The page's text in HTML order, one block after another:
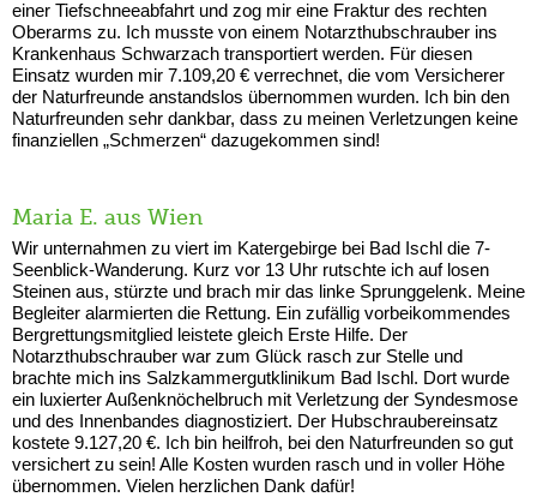
einer Tiefschneeabfahrt und zog mir eine Fraktur des rechten
Oberarms zu. Ich musste von einem Notarzthubschrauber ins
Krankenhaus Schwarzach transportiert werden. Für diesen
Einsatz wurden mir 7.109,20 € verrechnet, die vom Versicherer
der Naturfreunde anstandslos übernommen wurden. Ich bin den
Naturfreunden sehr dankbar, dass zu meinen Verletzungen keine
finanziellen „Schmerzen“ dazugekommen sind!
Maria E. aus Wien
Wir unternahmen zu viert im Katergebirge bei Bad Ischl die 7-
Seenblick-Wanderung. Kurz vor 13 Uhr rutschte ich auf losen
Steinen aus, stürzte und brach mir das linke Sprunggelenk. Meine
Begleiter alarmierten die Rettung. Ein zufällig vorbeikommendes
Bergrettungsmitglied leistete gleich Erste Hilfe. Der
Notarzthubschrauber war zum Glück rasch zur Stelle und
brachte mich ins Salzkammergutklinikum Bad Ischl. Dort wurde
ein luxierter Außenknöchelbruch mit Verletzung der Syndesmose
und des Innenbandes diagnostiziert. Der Hubschraubereinsatz
kostete 9.127,20 €. Ich bin heilfroh, bei den Naturfreunden so gut
versichert zu sein! Alle Kosten wurden rasch und in voller Höhe
übernommen. Vielen herzlichen Dank dafür!